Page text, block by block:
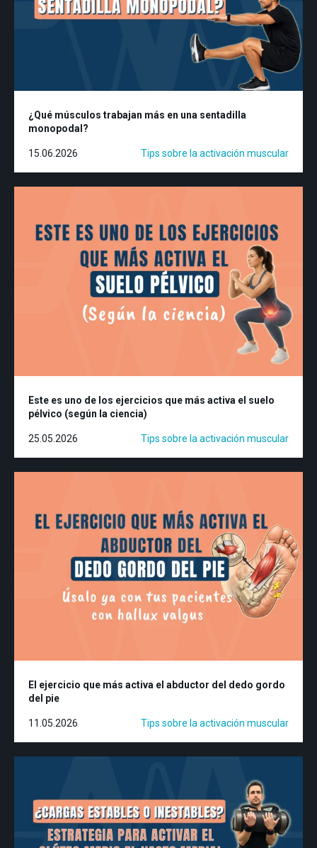
¿Qué músculos trabajan más en una sentadilla
monopodal?
15.06.2026 Tips sobre la activación muscular
Este es uno de los ejercicios que más activa el suelo
pélvico (según la ciencia)
25.05.2026 Tips sobre la activación muscular
El ejercicio que más activa el abductor del dedo gordo
del pie
11.05.2026 Tips sobre la activación muscular